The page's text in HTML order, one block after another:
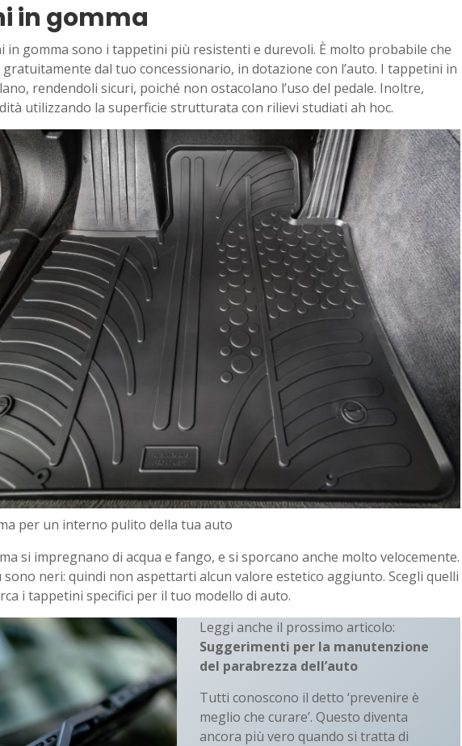
in gomma
in gomma sono i tappetini più resistenti e durevoli. È molto probabile che
dal tuo concessionario, in dotazione con l’auto. I tappetini in
rendendoli sicuri, poiché non ostacolano l’uso del pedale. Inoltre,
utilizzando la superficie strutturata con rilievi studiati ah hoc.
per un interno pulito della tua auto
si impregnano di acqua e fango, e si sporcano anche molto velocemente.
neri: quindi non aspettarti alcun valore estetico aggiunto. Scegli quelli
i tappetini specifici per il tuo modello di auto.
Leggi anche il prossimo articolo:
Suggerimenti per la manutenzione
del parabrezza dell’auto
Tutti conoscono il detto ‘prevenire è
meglio che curare’. Questo diventa
ancora più vero quando si tratta di